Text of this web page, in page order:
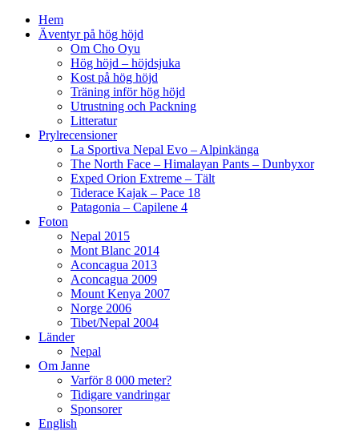
Hem
Äventyr på hög höjd
Om Cho Oyu
Hög höjd – höjdsjuka
Kost på hög höjd
Träning inför hög höjd
Utrustning och Packning
Litteratur
Prylrecensioner
La Sportiva Nepal Evo – Alpinkänga
The North Face – Himalayan Pants – Dunbyxor
Exped Orion Extreme – Tält
Tiderace Kajak – Pace 18
Patagonia – Capilene 4
Foton
Nepal 2015
Mont Blanc 2014
Aconcagua 2013
Aconcagua 2009
Mount Kenya 2007
Norge 2006
Tibet/Nepal 2004
Länder
Nepal
Om Janne
Varför 8 000 meter?
Tidigare vandringar
Sponsorer
English